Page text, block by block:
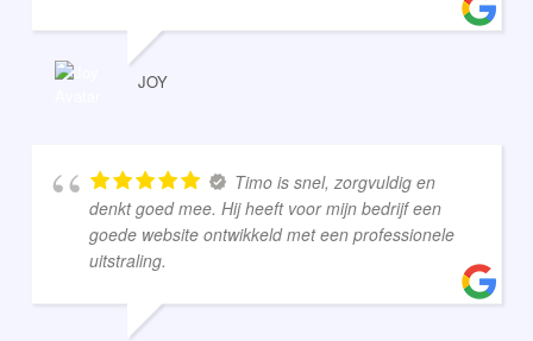
JOY
Timo is snel, zorgvuldig en
denkt goed mee. Hij heeft voor mijn bedrijf een
goede website ontwikkeld met een professionele
uitstraling.